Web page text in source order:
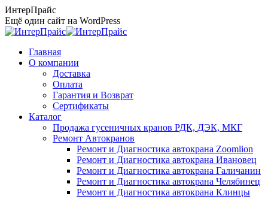
Перейти
к
содержанию
ИнтерПрайс
Ещё один сайт на WordPress
Главная
О компании
Доставка
Оплата
Гарантия и Возврат
Сертификаты
Каталог
Продажа гусеничных кранов РДК, ДЭК, МКГ
Ремонт Автокранов
Ремонт и Диагностика автокрана Zoomlion
Ремонт и Диагностика автокрана Ивановец
Ремонт и Диагностика автокрана Галичанин
Ремонт и Диагностика автокрана Челябинец
Ремонт и Диагностика автокрана Клинцы